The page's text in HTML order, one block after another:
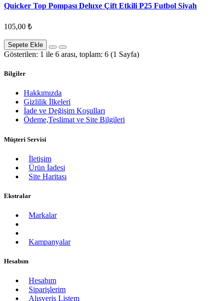
Quicker Top Pompası Deluxe Çift Etkili P25 Futbol Siyah
105,00 ₺
Sepete Ekle
Gösterilen: 1 ile 6 arası, toplam: 6 (1 Sayfa)
Bilgiler
Hakkımızda
Gizlilik İlkeleri
İade ve Değişim Koşulları
Ödeme,Teslimat ve Site Bilgileri
Müşteri Servisi
İletişim
Ürün İadesi
Site Haritası
Ekstralar
Markalar
Kampanyalar
Hesabım
Hesabım
Siparişlerim
Alışveriş Listem